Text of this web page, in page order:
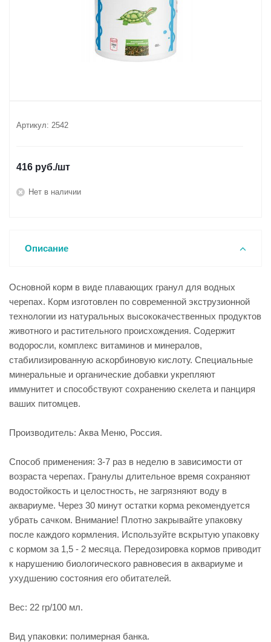
Артикул: 2542
416 руб./шт
Нет в наличии
Описание
Основной корм в виде плавающих гранул для водных
черепах. Корм изготовлен по современной экструзионной
технологии из натуральных высококачественных продуктов
животного и растительного происхождения. Содержит
водоросли, комплекс витаминов и минералов,
стабилизированную аскорбиновую кислоту. Специальные
минеральные и органические добавки укрепляют
иммунитет и способствуют сохранению скелета и панциря
ваших питомцев.
Производитель: Аква Меню, Россия.
Способ применения: 3-7 раз в неделю в зависимости от
возраста черепах. Гранулы длительное время сохраняют
водостойкость и целостность, не загрязняют воду в
аквариуме. Через 30 минут остатки корма рекомендуется
убрать сачком. Внимание! Плотно закрывайте упаковку
после каждого кормления. Используйте вскрытую упаковку
с кормом за 1,5 - 2 месяца. Передозировка кормов приводит
к нарушению биологического равновесия в аквариуме и
ухудшению состояния его обитателей.
Вес: 22 гр/100 мл.
Вид упаковки: полимерная банка.